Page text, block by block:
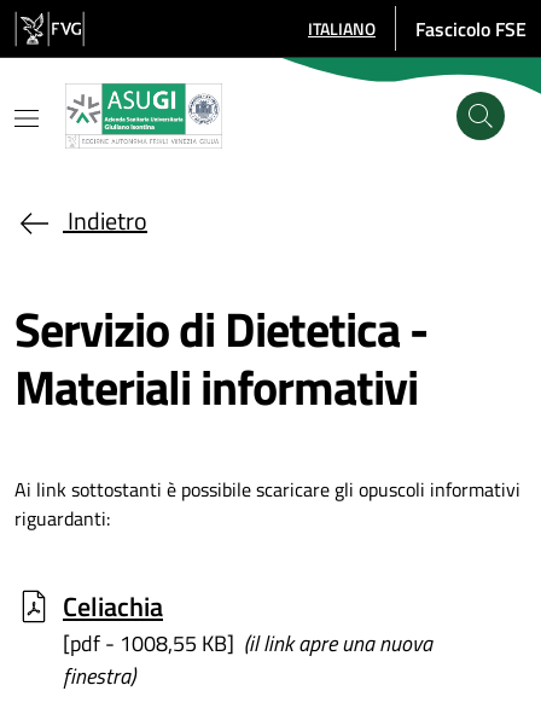
Salta al contenuto principale
SELEZIONE LINGUA: LINGUA
ITALIANO Fascicolo FSE
Indietro
Servizio di Dietetica -
Materiali informativi
Ai link sottostanti è possibile scaricare gli opuscoli informativi
riguardanti:
Celiachia
[pdf - 1008,55 KB] (il link apre una nuova
finestra)